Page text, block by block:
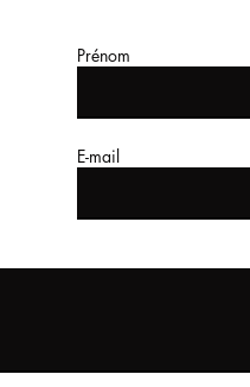
Prénom
E-mail